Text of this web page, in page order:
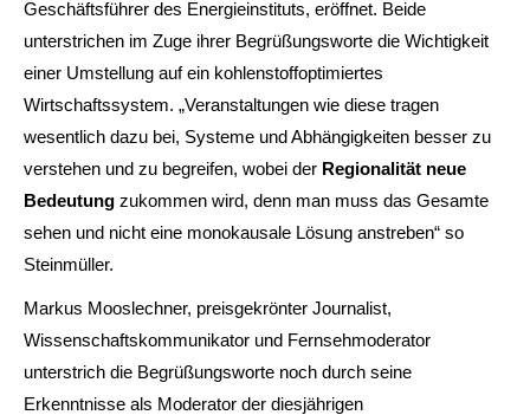
Geschäftsführer des Energieinstituts, eröffnet. Beide
unterstrichen im Zuge ihrer Begrüßungsworte die Wichtigkeit
einer Umstellung auf ein kohlenstoffoptimiertes
Wirtschaftssystem. „Veranstaltungen wie diese tragen
wesentlich dazu bei, Systeme und Abhängigkeiten besser zu
verstehen und zu begreifen, wobei der Regionalität neue
Bedeutung zukommen wird, denn man muss das Gesamte
sehen und nicht eine monokausale Lösung anstreben“ so
Steinmüller.
Markus Mooslechner, preisgekrönter Journalist,
Wissenschaftskommunikator und Fernsehmoderator
unterstrich die Begrüßungsworte noch durch seine
Erkenntnisse als Moderator der diesjährigen